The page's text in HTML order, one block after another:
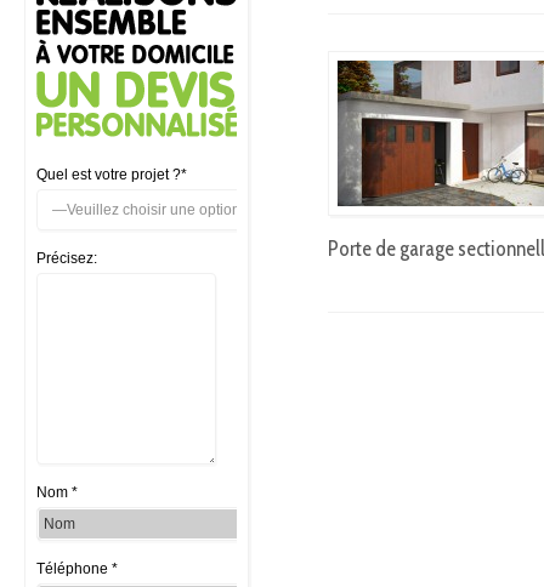
Porte de garage
Quel est votre projet ?*
Précisez:
Nom *
Téléphone *